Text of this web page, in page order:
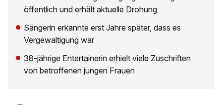
öffentlich und erhält aktuelle Drohung
Sängerin erkannte erst Jahre später, dass es
Vergewaltigung war
38-jährige Entertainerin erhielt viele Zuschriften
von betroffenen jungen Frauen